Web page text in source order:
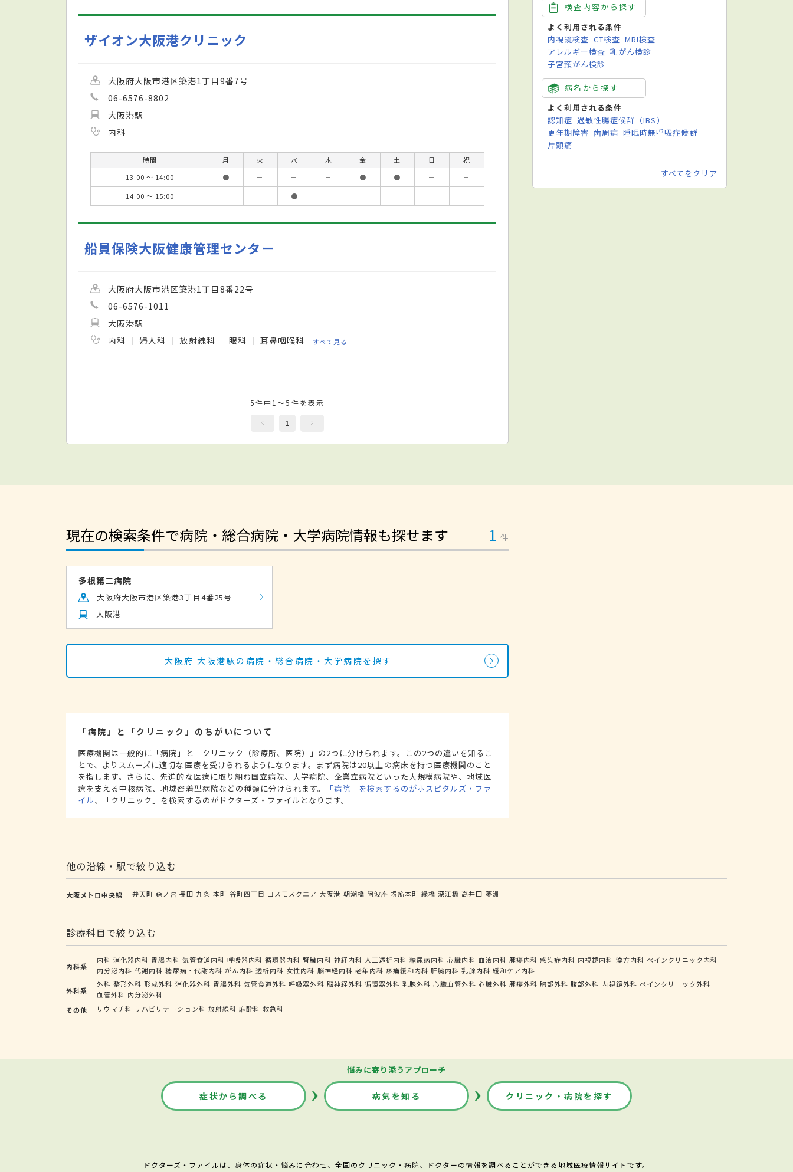
ザイオン大阪港クリニック
大阪府大阪市港区築港1丁目9番7号
06-6576-8802
大阪港駅
内科
時間 月 火 水 木 金 土 日
祝
13:00 ～ 14:00
● － － － ● ● －
－
14:00 ～ 15:00
－ － ● － － － － －
船員保険大阪健康管理センター
大阪府大阪市港区築港1丁目8番22号
06-6576-1011
大阪港駅
内科
婦人科 放射線科 眼科 耳鼻咽喉科 すべて見る
5件中1～5件を表示
1
検査内容から探す
よく利用される条件
内視鏡検査 CT検査 MRI検査
アレルギー検査 乳がん検診
子宮頸がん検診
病名から探す
よく利用される条件
認知症 過敏性腸症候群（IBS）
更年期障害 歯周病 睡眠時無呼吸症候群
片頭痛
すべてをクリア
現在の検索条件で病院・総合病院・大学病院情報も探せます 1 件
多根第二病院
大阪府大阪市港区築港3丁目4番25号
大阪港
大阪府 大阪港駅の病院・総合病院・大学病院を探す
「病院」と「クリニック」のちがいについて
医療機関は一般的に「病院」と「クリニック（診療所、医院）」の2つに分けられます。この2つの違いを知るこ
とで、よりスムーズに適切な医療を受けられるようになります。まず病院は20以上の病床を持つ医療機関のこと
を指します。さらに、先進的な医療に取り組む国立病院、大学病院、企業立病院といった大規模病院や、地域医
療を支える中核病院、地域密着型病院などの種類に分けられます。
「病院」を検索するのがホスピタルズ・ファ
イル、「クリニック」を検索するのがドクターズ・ファイルとなります。
他の沿線・駅で絞り込む
大阪メトロ中央線 弁天町 森ノ宮 長田 九条 本町 谷町四丁目 コスモスクエア 大阪港 朝潮橋 阿波座 堺筋本町 緑橋 深江橋 高井田 夢洲
診療科目で絞り込む
内科系
内科 消化器内科 胃腸内科 気管食道内科 呼吸器内科 循環器内科 腎臓内科 神経内科 人工透析内科 糖尿病内科 心臓内科 血液内科 腫瘍内科 感染症内科 内視鏡内科 漢方内科 ペインクリニック内科
内分泌内科 代謝内科 糖尿病・代謝内科 がん内科 透析内科 女性内科 脳神経内科 老年内科 疼痛緩和内科 肝臓内科 乳腺内科 緩和ケア内科
外科系
外科 整形外科 形成外科 消化器外科 胃腸外科 気管食道外科 呼吸器外科 脳神経外科 循環器外科 乳腺外科 心臓血管外科 心臓外科 腫瘍外科 胸部外科 腹部外科 内視鏡外科 ペインクリニック外科
血管外科 内分泌外科
その他
リウマチ科 リハビリテーション科 放射線科 麻酔科 救急科
悩みに寄り添うアプローチ
症状から調べる 病気を知る クリニック・病院を探す
ドクターズ・ファイルは、身体の症状・悩みに合わせ、全国のクリニック・病院、ドクターの情報を調べることができる地域医療情報サイトです。